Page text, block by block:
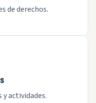
de derechos.
actividades.